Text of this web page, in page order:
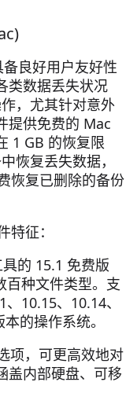
良好用户友好性
类数据丢失状况
，尤其针对意外
提供免费的 Mac
1 GB 的恢复限
恢复丢失数据，
恢复已删除的备份
征：
的 15.1 免费版
百种文件类型。支
10.15、10.14、
的操作系统。
项，可更高效地对
盖内部硬盘、可移